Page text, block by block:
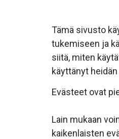
Tämä sivusto
tukemiseen ja
siitä, miten
käyttänyt
Evästeet ovat
Lain mukaan
kaikenlaisten